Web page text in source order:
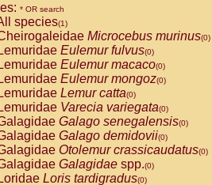
* OR search
species(1)
Microcebus murinus(0)
Lemuridae Eulemur fulvus(0)
Lemuridae Eulemur macaco(0)
Lemuridae Eulemur mongoz(0)
Lemuridae Lemur catta(0)
Lemuridae Varecia variegata(0)
Galago senegalensis(0)
Galago demidovii(0)
Otolemur crassicaudatus(0)
Galagidae spp.(0)
Loridae Loris tardigradus(0)